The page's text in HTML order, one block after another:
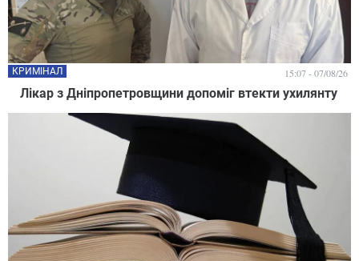
Лікар з Дніпропетровщини допоміг втекти ухилянту
КРИМІНАЛ 15:07 - 07/08/26